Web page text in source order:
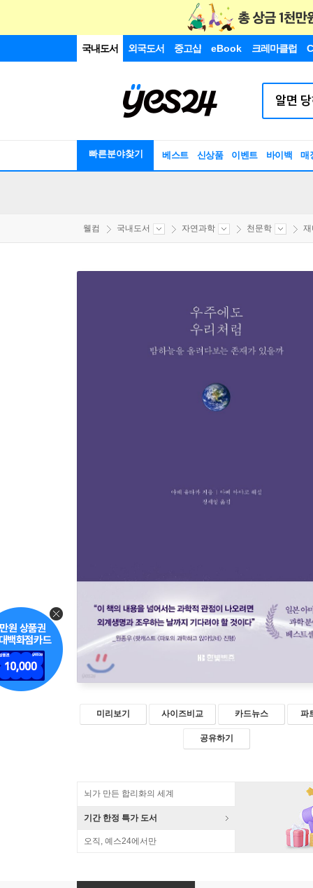
국내도서 외국도서 중고샵 eBook 크레마클럽
빠른분야찾기 베스트 신상품 이벤트 바이백 매
웰컴 국내도서 자연과학 천문학 재
미리보기 사이즈비교 카드뉴스 파
공유하기
뇌가 만든 합리화의 세계
기간 한정 특가 도서
오직, 예스24에서만